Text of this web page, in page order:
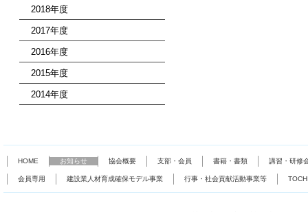
2018年度
2017年度
2016年度
2015年度
2014年度
HOME お知らせ 協会概要 支部・会員 書籍・書類 講習・研修
会員専用 建設業人材育成確保モデル事業 行事・社会貢献活動事業等